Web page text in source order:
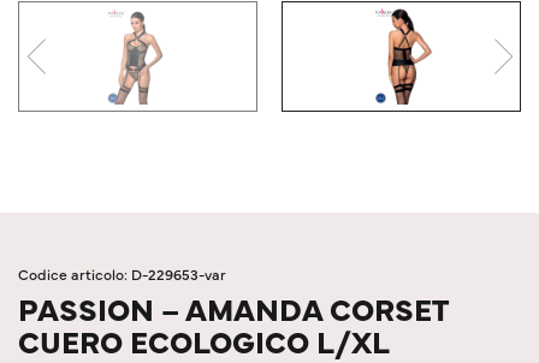
Codice articolo: D-229653-var
PASSION – AMANDA CORSET
CUERO ECOLOGICO L/XL